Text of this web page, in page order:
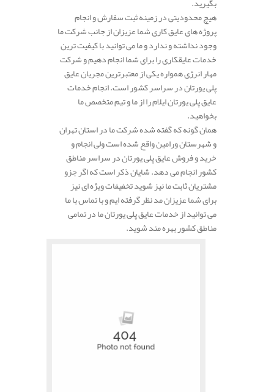
هیچ محدودیتی در زمینه ثبت سفارش و انجام
پروژه های عایق کاری شما عزیزان از جانب شرکت ما
وجود نداشته و ندارد و ما می توانید با کیفیت ترین
خدمات عایقکاری را برای شما انجام دهیم و شرکت
مهار انرژی همواره یکی از معتبرترین مجریان عایق
پلی یورتان در سراسر کشور است. انجام خدمات
عایق پلی یورتان ایلام را از ما و تیم متخصص ما
بخواهید.
همان گونه که گفته شده شرکت ما در استان تهران
و شهرستان ورامین واقع شده است ولی انجام و
خرید و فروش عایق پلی یورتان در سراسر مناطق
کشور انجام می دهد. شایان ذکر است که اگر جزو
مشتریان ثابت ما نیز شوید تخفیفات ویژه ای نیز
برای شما عزیزان مد نظر گرفته ایم و با تماس با ما
می توانید از خدمات عایق پلی یورتان ما در تمامی
مناطق کشور بهره مند شوید.